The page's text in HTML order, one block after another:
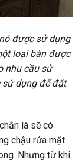
được sử dụng
loại bàn được
nhu cầu sử
sử dụng để đặt
là sẽ có
chậu rửa mặt
Nhưng từ khi